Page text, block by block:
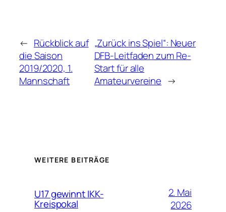
← Rückblick auf
die Saison
2019/2020, 1.
Mannschaft
„Zurück ins Spiel“: Neuer
DFB-Leitfaden zum Re-
Start für alle
Amateurvereine →
WEITERE BEITRÄGE
U17 gewinnt IKK-
Kreispokal
2. Mai
2026